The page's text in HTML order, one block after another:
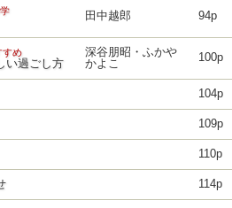
田中越郎 94p
すめ
い過ごし方
深谷朋昭・ふかや
かよこ
100p
104p
109p
110p
114p